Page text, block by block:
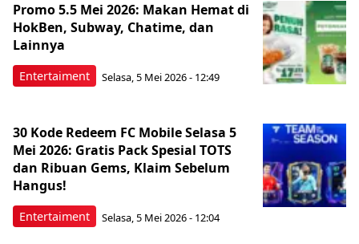
Entertaiment
Promo 5.5 Mei 2026: Makan Hemat di
HokBen, Subway, Chatime, dan
Lainnya
Selasa, 5 Mei 2026 - 12:49
Entertaiment
30 Kode Redeem FC Mobile Selasa 5
Mei 2026: Gratis Pack Spesial TOTS
dan Ribuan Gems, Klaim Sebelum
Hangus!
Selasa, 5 Mei 2026 - 12:04